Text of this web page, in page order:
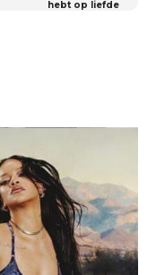
hebt op liefde